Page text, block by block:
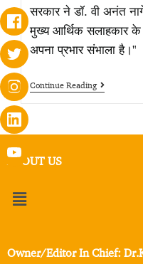
सरकार ने डॉ. वी अनंत
मुख्य आर्थिक सलाहकार
अपना प्रभार संभाला है।"
Continue Reading
ABOUT US
Owner/Editor In Chief: